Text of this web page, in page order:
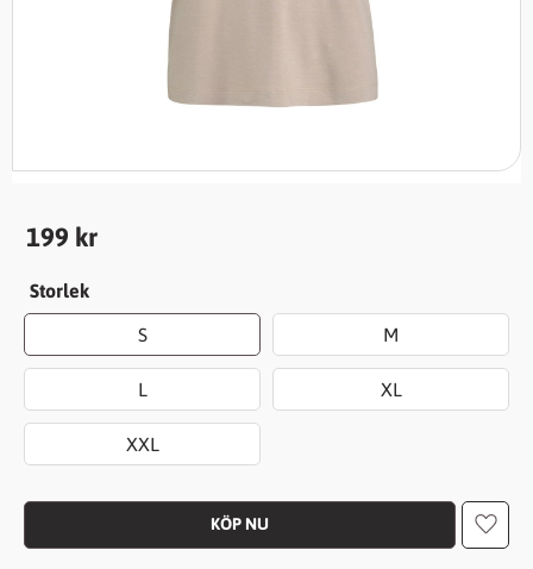
199 kr
Storlek
S M
L XL
XXL
Lägg